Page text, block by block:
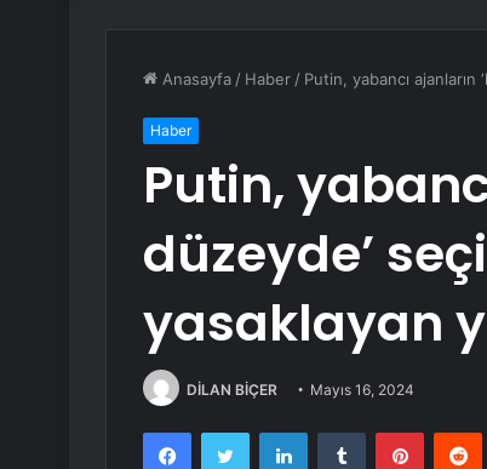
Anasayfa / Haber / Putin, yabancı ajanların
Haber
Putin,
düzeyde’
yasaklayan
DİLAN BİÇER Mayıs 16, 2024
FacebookTwitter LinkedInTumblr Pinterest